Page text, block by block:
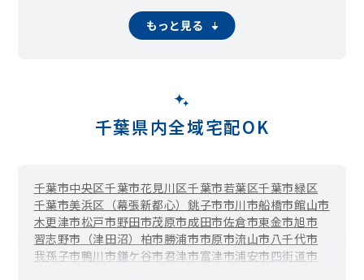
もっと見る
千葉県内全域宅配OK
千葉市中央区千葉市花見川区千葉市若葉区千葉市緑区
千葉市美浜区（幕張新都心） 銚子市市川市船橋市館山市
木更津市松戸市野田市茂原市成田市佐倉市東金市旭市
習志野市（津田沼） 柏市勝浦市市原市流山市 八千代市
我孫子市鴨川市鎌ケ谷市君津市富津市浦安市四街道市